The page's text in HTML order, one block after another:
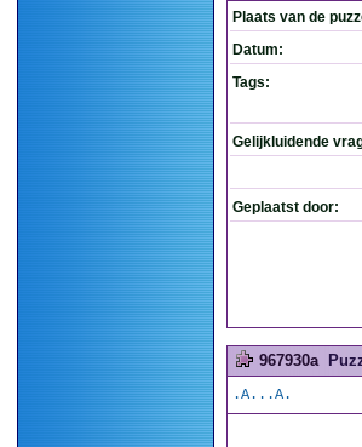
Plaats van de
Datum:
Tags:
Gelijkluidende
Geplaatst door:
967930a
.A...A.